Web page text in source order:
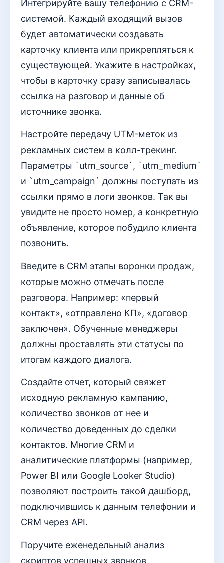
Интегрируйте вашу телефонию с CRM-
системой. Каждый входящий вызов
будет автоматически создавать
карточку клиента или прикрепляться к
существующей. Укажите в настройках,
чтобы в карточку сразу записывалась
ссылка на разговор и данные об
источнике звонка.
Настройте передачу UTM-меток из
рекламных систем в колл-трекинг.
Параметры `utm_source`, `utm_medium`
и `utm_campaign` должны поступать из
ссылки прямо в логи звонков. Так вы
увидите не просто номер, а конкретную
объявление, которое побудило клиента
позвонить.
Введите в CRM этапы воронки продаж,
которые можно отмечать после
разговора. Например: «первый
контакт», «отправлено КП», «договор
заключен». Обученные менеджеры
должны проставлять эти статусы по
итогам каждого диалога.
Создайте отчет, который свяжет
исходную рекламную кампанию,
количество звонков от нее и
количество доведенных до сделки
контактов. Многие CRM и
аналитические платформы (например,
Power BI или Google Looker Studio)
позволяют построить такой дашборд,
подключившись к данным телефонии и
CRM через API.
Поручите еженедельный анализ
скриптов успешных звонков,